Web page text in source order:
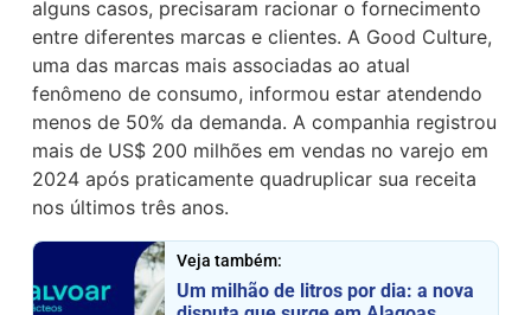
alguns casos, precisaram racionar o fornecimento
entre diferentes marcas e clientes. A Good Culture,
uma das marcas mais associadas ao atual
fenômeno de consumo, informou estar atendendo
menos de 50% da demanda. A companhia registrou
mais de US$ 200 milhões em vendas no varejo em
2024 após praticamente quadruplicar sua receita
nos últimos três anos.
Veja também:
Um milhão de litros por dia: a nova